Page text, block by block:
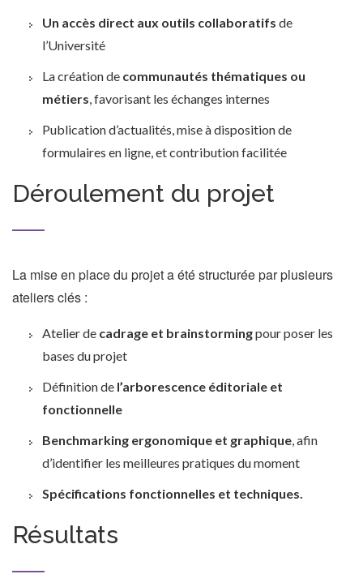
Un accès direct aux outils collaboratifs de
l’Université
La création de communautés thématiques ou
métiers , favorisant les échanges internes
Publication d’actualités, mise à disposition de
formulaires en ligne, et contribution facilitée
Déroulement du projet
La mise en place du projet a été structurée par plusieurs
ateliers clés :
Atelier de cadrage et brainstormingpour poser les
bases du projet
Définition de l’arborescence éditoriale et
fonctionnelle
Benchmarking ergonomique et graphique , afin
d’identifier les meilleures pratiques du moment
Spécifications fonctionnelles et techniques.
Résultats